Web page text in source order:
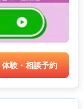
体験・相談予約